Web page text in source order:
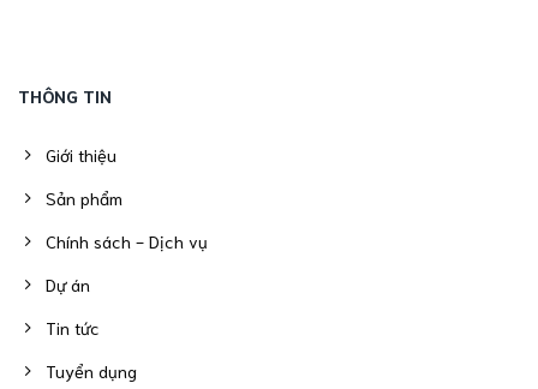
THÔNG TIN
Giới thiệu
Sản phẩm
Chính sách - Dịch vụ
Dự án
Tin tức
Tuyển dụng